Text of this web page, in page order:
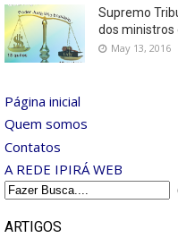
Supremo
dos ministros
May 13, 2016
Página inicial
Quem somos
Contatos
A REDE IPIRÁ WEB
ARTIGOS